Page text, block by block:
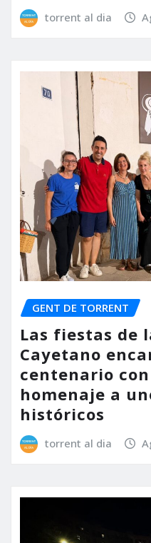
torrent al dia
GENT DE TORRENT
Las fiestas de
Cayetano
centenario
homenaje a
históricos
torrent al dia